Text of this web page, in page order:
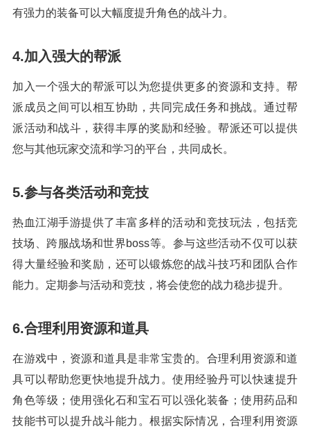
有强力的装备可以大幅度提升角色的战斗力。
4.加入强大的帮派
加入一个强大的帮派可以为您提供更多的资源和支持。帮
派成员之间可以相互协助，共同完成任务和挑战。通过帮
派活动和战斗，获得丰厚的奖励和经验。帮派还可以提供
您与其他玩家交流和学习的平台，共同成长。
5.参与各类活动和竞技
热血江湖手游提供了丰富多样的活动和竞技玩法，包括竞
技场、跨服战场和世界boss等。参与这些活动不仅可以获
得大量经验和奖励，还可以锻炼您的战斗技巧和团队合作
能力。定期参与活动和竞技，将会使您的战力稳步提升。
6.合理利用资源和道具
在游戏中，资源和道具是非常宝贵的。合理利用资源和道
具可以帮助您更快地提升战力。使用经验丹可以快速提升
角色等级；使用强化石和宝石可以强化装备；使用药品和
技能书可以提升战斗能力。根据实际情况，合理利用资源